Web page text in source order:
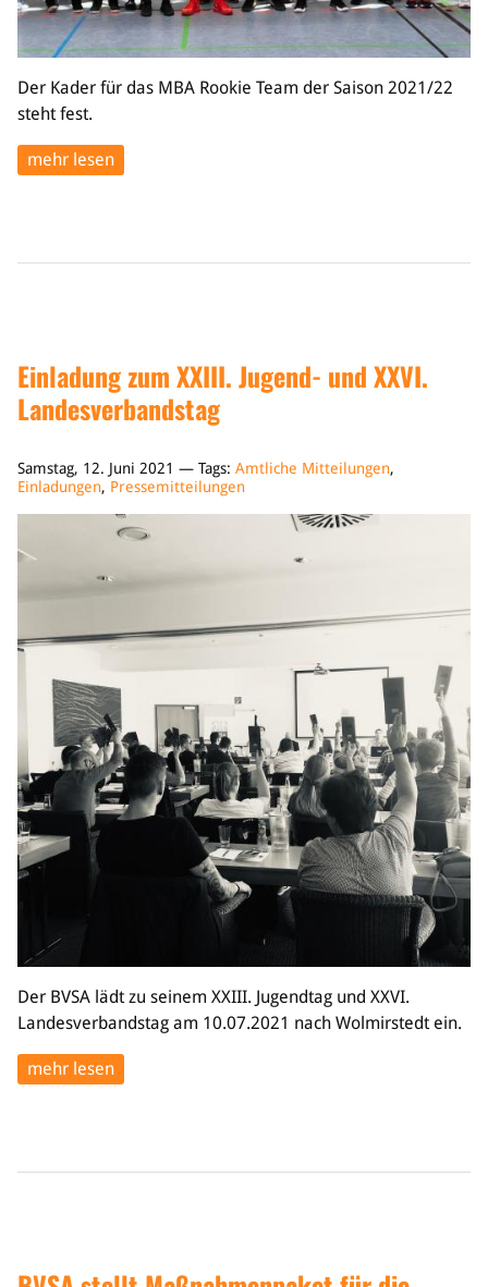
Der Kader für das MBA Rookie Team der Saison 2021/22
steht fest.
mehr lesen
Einladung zum XXIII. Jugend- und XXVI.
Landesverbandstag
Samstag, 12. Juni 2021 — Tags: Amtliche Mitteilungen,
Einladungen, Pressemitteilungen
Der BVSA lädt zu seinem XXIII. Jugendtag und XXVI.
Landesverbandstag am 10.07.2021 nach Wolmirstedt ein.
mehr lesen